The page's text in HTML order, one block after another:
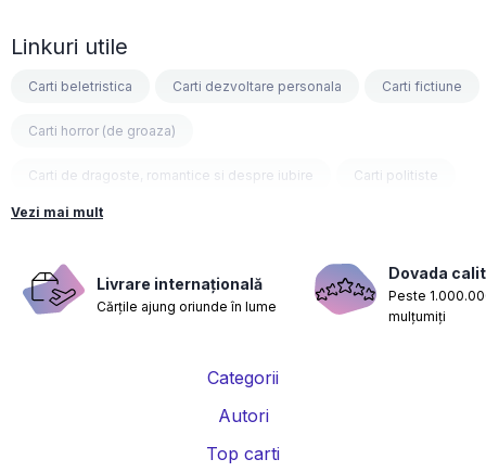
Linkuri utile
Carti beletristica Carti dezvoltare personala Carti fictiune
Carti horror (de groaza)
Carti de dragoste, romantice si despre iubire Carti politiste
Carti fantasy
Carti nutritie, sanatate si de slabit Carti diete
Carti despre sarcina si nastere Carti educatie financiara
Vezi mai mult
Livrare internațională
Cărțile ajung oriunde în lume
Dovada
Peste
mulțumiți
Categorii
Autori
Top carti